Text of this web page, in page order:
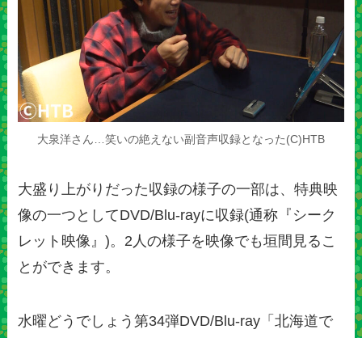
大泉洋さん…笑いの絶えない副音声収録となった(C)HTB
大盛り上がりだった収録の様子の一部は、特典映
像の一つとしてDVD/Blu-rayに収録(通称『シーク
レット映像』)。2人の様子を映像でも垣間見るこ
とができます。
水曜どうでしょう第34弾DVD/Blu-ray「北海道で